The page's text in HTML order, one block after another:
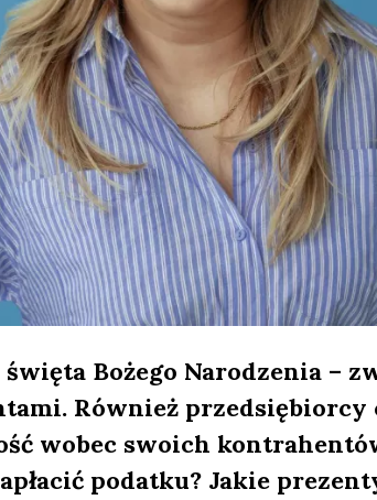
Bożego Narodzenia –
Również przedsiębiorcy
wobec swoich
podatku? Jakie